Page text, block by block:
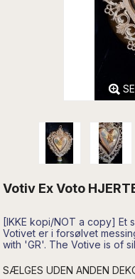
Votiv Ex Voto
[IKKE kopi/NOT a copy] Et
Votivet er i forsølvet
with 'GR'. TheVotive is of
SÆLGES UDEN ANDEN